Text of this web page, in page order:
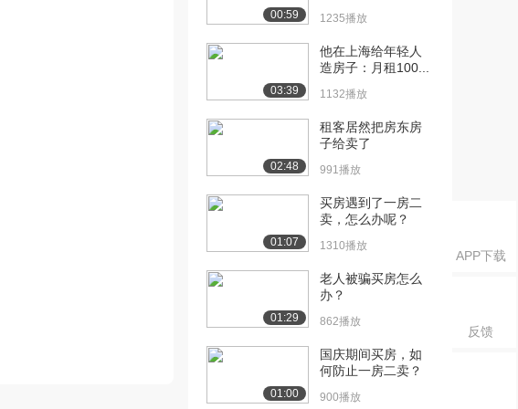
APP下载
反馈
00:59 1235播放
03:39
他在上海给年轻人
造房子：月租100...
1132播放
02:48
租客居然把房东房
子给卖了
991播放
01:07
买房遇到了一房二
卖，怎么办呢？
1310播放
01:29
老人被骗买房怎么
办？
862播放
01:00
国庆期间买房，如
何防止一房二卖？
900播放